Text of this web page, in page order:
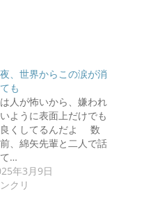
、世界からこの涙が消
も
人が怖いから、嫌われ
ように表面上だけでも
くしてるんだよ 数
、綿矢先輩と二人で話
…
年3月9日
クリ